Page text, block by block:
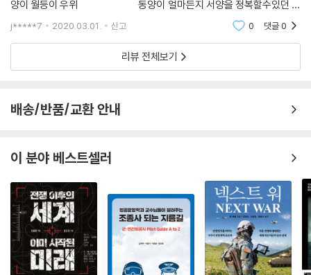
1866년 오스트리아를 상대로 승리를 거둔 프로이센군의 경우를 보자. 프
로이센군을 이끈 몰트케는 작은 전투들의 숱한 부침에 상관없이 그 전쟁에
대였을 뿐만 아니라 화기 면에서도 상대에 뒤지지 않았다. 게다가 ‘발상의
전환’을 통해 당시까지 산업기간시설이나 여행수단으로만 여겨지던 철도
적을 압도했다. 이 모든 과정은 ‘워게임’을 숱하게 반복하며 모든 변수와 돌
발 사태에 대응할 준비를 갖추고 있던 프로이센의 ‘참모본부’에 의해 기획
되고 주도면밀하게 추진되었다. 철도 이상의 진정한 비밀병기라 할 수 있
었던 ‘참모본부’는 손자(孫子)가 말한 ‘이겨놓고 싸운다’는 원칙을 그야말
로 철저하게 구현하고 있었던 것이다. 프로이센의 효율적인 관료주의와 각
고의 노력을 통해 성취한 조직적, 사회적, 인적 혁명이 승리를 견인했음을
볼 수 있게 하는 대목이다.
양이 월등이 우위 동양이 얼마든지 서양을 정복할수있던 잠
재력을 가지고도,,,,2부 1차산업혁명--제국주의에 날개를 달아준 근대화
문기들의 등
j*****7 2020.03.01. 신고 0 댓글0
리뷰 전체보기
배송/반품/교환 안내
이 분야 베스트셀러